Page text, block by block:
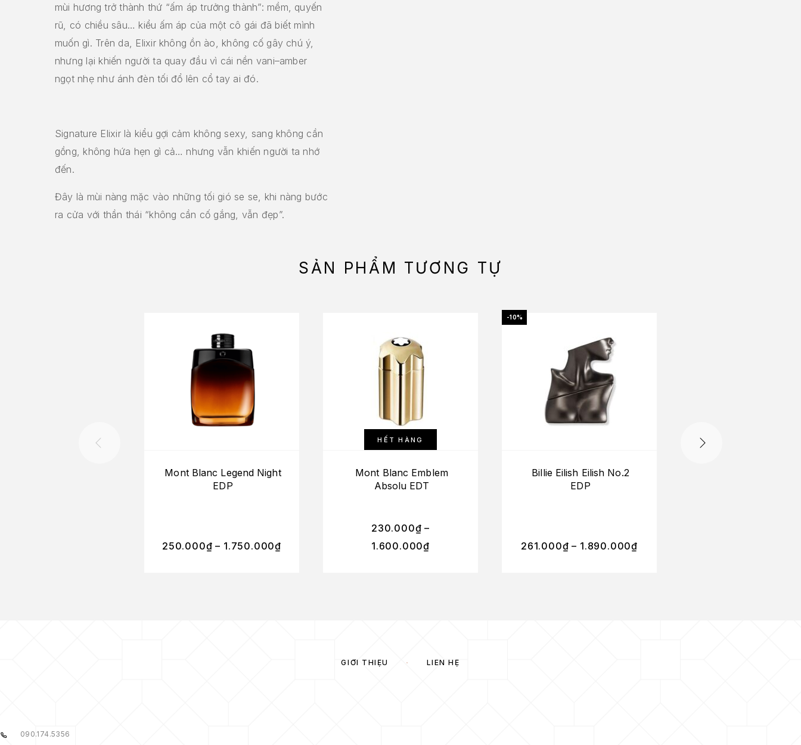
mùi hương trở thành thứ “ấm áp trưởng thành”: mềm, quyến
rũ, có chiều sâu… kiểu ấm áp của một cô gái đã biết mình
muốn gì. Trên da, Elixir không ồn ào, không cố gây chú ý,
nhưng lại khiến người ta quay đầu vì cái nền vani–amber
ngọt nhẹ như ánh đèn tối đổ lên cổ tay ai đó.
Signature Elixir là kiểu gợi cảm không sexy, sang không cần
gồng, không hứa hẹn gì cả… nhưng vẫn khiến người ta nhớ
đến.
Đây là mùi nàng mặc vào những tối gió se se, khi nàng bước
ra cửa với thần thái “không cần cố gắng, vẫn đẹp”.
SẢN PHẨM TƯƠNG TỰ
Mont Blanc Legend Night
EDP
250.000₫ – 1.750.000₫
HẾT HÀNG
Mont Blanc Emblem
Absolu EDT
230.000₫ –
1.600.000₫
-10%
Billie Eilish Eilish No.2
EDP
261.000₫ – 1.890.000₫
GIỚI THIỆU LIÊN HỆ
090.174.5356